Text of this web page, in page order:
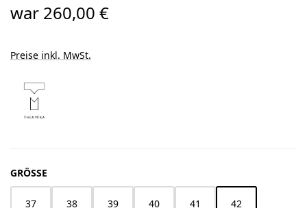
war 260,00 €
Preise inkl. MwSt.
GRÖSSE
37 38 39 40 41 42